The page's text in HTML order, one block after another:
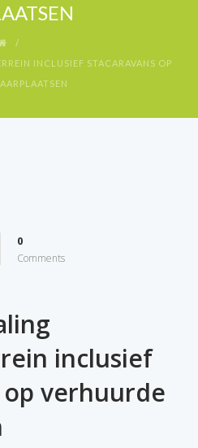
INCLUSIEF STACARAVANS OP
0
Comments
inclusief
verhuurde